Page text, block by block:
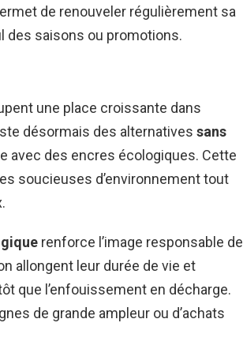
de renouveler régulièrement sa
des saisons ou promotions.
une place croissante dans
désormais des alternatives sans
avec des encres écologiques. Cette
soucieuses d’environnement tout
renforce l’image responsable de
allongent leur durée de vie et
que l’enfouissement en décharge.
de grande ampleur ou d’achats